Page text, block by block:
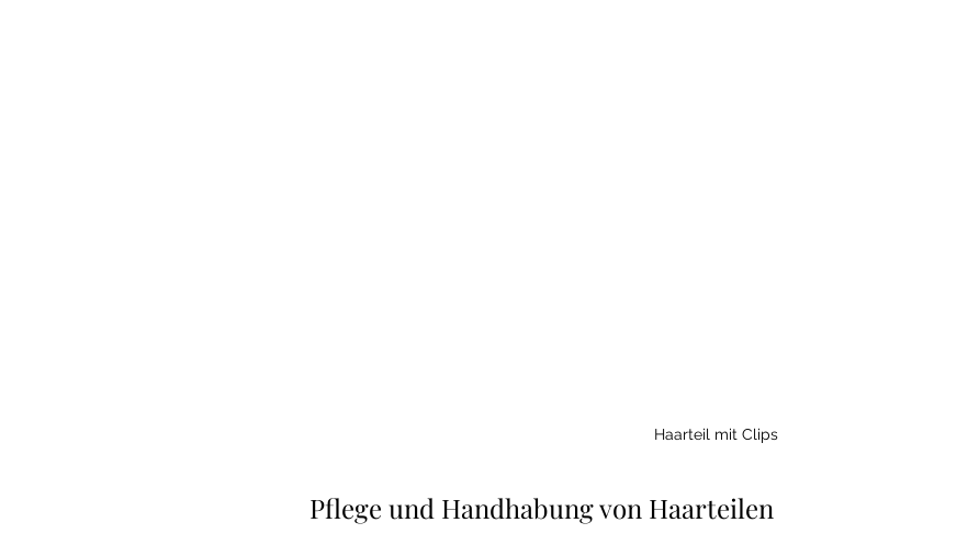
Haarteil mit Clips
Pflege und Handhabung von Haarteilen